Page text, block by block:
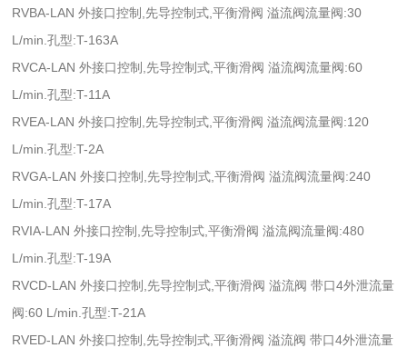
RVBA-LAN 外接口控制,先导控制式,平衡滑阀 溢流阀流量阀:30
L/min.孔型:T-163A
RVCA-LAN 外接口控制,先导控制式,平衡滑阀 溢流阀流量阀:60
L/min.孔型:T-11A
RVEA-LAN 外接口控制,先导控制式,平衡滑阀 溢流阀流量阀:120
L/min.孔型:T-2A
RVGA-LAN 外接口控制,先导控制式,平衡滑阀 溢流阀流量阀:240
L/min.孔型:T-17A
RVIA-LAN 外接口控制,先导控制式,平衡滑阀 溢流阀流量阀:480
L/min.孔型:T-19A
RVCD-LAN 外接口控制,先导控制式,平衡滑阀 溢流阀 带口4外泄流量
阀:60 L/min.孔型:T-21A
RVED-LAN 外接口控制,先导控制式,平衡滑阀 溢流阀 带口4外泄流量